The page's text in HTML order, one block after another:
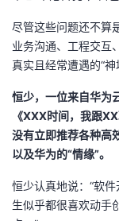
播
活
动
的
关
注
我
的
开
发
者
我
的
Programs
我
的
支
持
尽管这些问题还不算
业务沟通、工程交互
真实且经常遭遇的“神
恒少，一位来自华为
《XXX时间，我跟
没有立即推荐各种高
以及华为的“情缘”。
恒少认真地说：“软
生似乎都很喜欢动手